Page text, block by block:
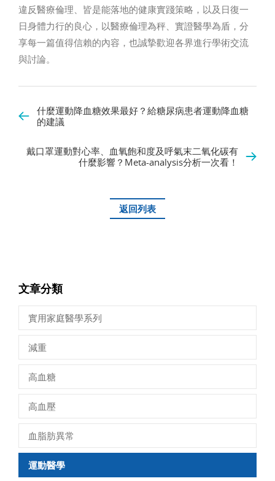
違反醫療倫理、皆是能落地的健康實踐策略，以及日復一
日身體力行的良心，以醫療倫理為秤、實證醫學為盾，分
享每一篇值得信賴的內容，也誠摯歡迎各界進行學術交流
與討論。
什麼運動降血糖效果最好？給糖尿病患者運動降血糖
的建議
戴口罩運動對心率、血氧飽和度及呼氣末二氧化碳有
什麼影響？Meta-analysis分析一次看！
返回列表
文章分類
實用家庭醫學系列
減重
高血糖
高血壓
血脂肪異常
運動醫學